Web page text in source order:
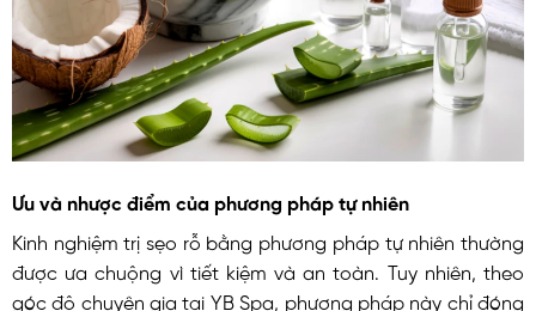
Ưu và nhược điểm của phương pháp tự nhiên
Kinh nghiệm trị sẹo rỗ bằng phương pháp tự nhiên thường
được ưa chuộng vì tiết kiệm và an toàn. Tuy nhiên, theo
góc độ chuyên gia tại YB Spa, phương pháp này chỉ đóng